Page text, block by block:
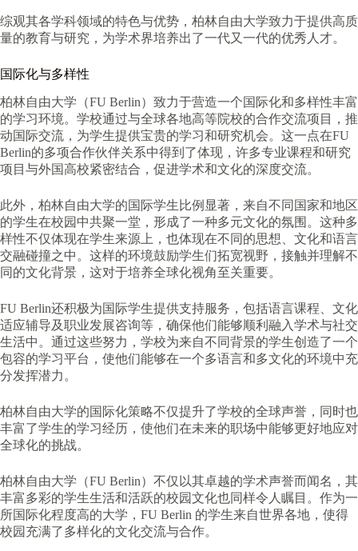
综观其各学科领域的特色与优势，柏林自由大学致力于提供高质
量的教育与研究，为学术界培养出了一代又一代的优秀人才。
国际化与多样性
柏林自由大学（FU Berlin）致力于营造一个国际化和多样性丰富
的学习环境。学校通过与全球各地高等院校的合作交流项目，推
动国际交流，为学生提供宝贵的学习和研究机会。这一点在FU
Berlin的多项合作伙伴关系中得到了体现，许多专业课程和研究
项目与外国高校紧密结合，促进学术和文化的深度交流。
此外，柏林自由大学的国际学生比例显著，来自不同国家和地区
的学生在校园中共聚一堂，形成了一种多元文化的氛围。这种多
样性不仅体现在学生来源上，也体现在不同的思想、文化和语言
交融碰撞之中。这样的环境鼓励学生们拓宽视野，接触并理解不
同的文化背景，这对于培养全球化视角至关重要。
FU Berlin还积极为国际学生提供支持服务，包括语言课程、文化
适应辅导及职业发展咨询等，确保他们能够顺利融入学术与社交
生活中。通过这些努力，学校为来自不同背景的学生创造了一个
包容的学习平台，使他们能够在一个多语言和多文化的环境中充
分发挥潜力。
柏林自由大学的国际化策略不仅提升了学校的全球声誉，同时也
丰富了学生的学习经历，使他们在未来的职场中能够更好地应对
全球化的挑战。
柏林自由大学（FU Berlin）不仅以其卓越的学术声誉而闻名，其
丰富多彩的学生生活和活跃的校园文化也同样令人瞩目。作为一
所国际化程度高的大学，FU Berlin 的学生来自世界各地，使得
校园充满了多样化的文化交流与合作。